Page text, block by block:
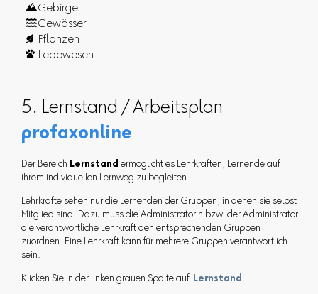
Gebirge
Gewässer
 Pflanzen
 Lebewesen
5. Lernstand / Arbeitsplan
profaxonline
Der Bereich Lernstand ermöglicht es Lehrkräften, Lernende auf
ihrem individuellen Lernweg zu begleiten.
Lehrkräfte sehen nur die Lernenden der Gruppen, in denen sie selbst
Mitglied sind. Dazu muss die Administratorin bzw. der Administrator
die verantwortliche Lehrkraft den entsprechenden Gruppen
zuordnen. Eine Lehrkraft kann für mehrere Gruppen verantwortlich
sein.
Klicken Sie in der linken grauen Spalte auf Lernstand.